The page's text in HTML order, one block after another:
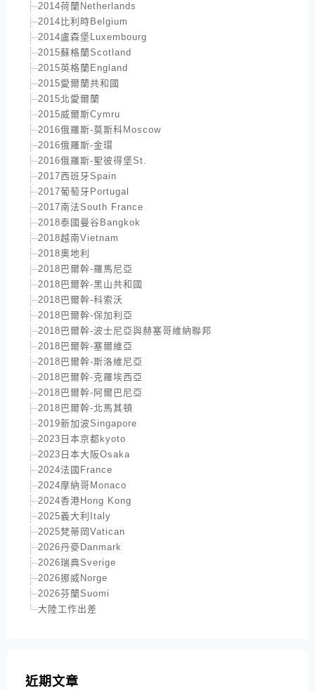
2014荷蘭Netherlands
2014比利時Belgium
2014盧森堡Luxembourg
2015蘇格蘭Scotland
2015英格蘭England
2015愛爾蘭共和國
2015北愛爾蘭
2015威爾斯Cymru
2016俄羅斯-莫斯科Moscow
2016俄羅斯-金環
2016俄羅斯-聖彼得堡St.
2017西班牙Spain
2017葡萄牙Portugal
2017南法South France
2018泰國曼谷Bangkok
2018越南Vietnam
2018奧地利
2018巴爾幹-羅馬尼亞
2018巴爾幹-黑山共和國
2018巴爾幹-科索沃
2018巴爾幹-保加利亞
2018巴爾幹-波士尼亞與赫塞哥維納聯邦
2018巴爾幹-塞爾維亞
2018巴爾幹-斯洛維尼亞
2018巴爾幹-克羅埃西亞
2018巴爾幹-阿爾巴尼亞
2018巴爾幹-北馬其頓
2019新加波Singapore
2023日本京都kyoto
2023日本大阪Osaka
2024法國France
2024摩納哥Monaco
2024香港Hong Kong
2025義大利Italy
2025梵蒂岡Vatican
2026丹麥Danmark
2026瑞典Sverige
2026挪威Norge
2026芬蘭Suomi
大陸工作出差
近期文章